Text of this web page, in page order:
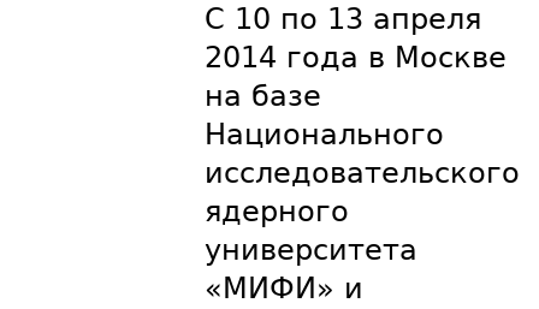
C 10 по 13 апреля
2014 года в Москве
на базе
Национального
исследовательского
ядерного
университета
«МИФИ» и